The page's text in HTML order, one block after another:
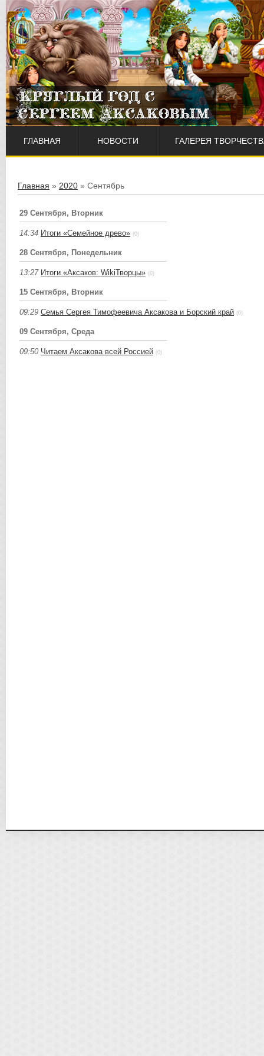
ГЛАВНАЯ НОВОСТИ ГАЛЕРЕЯ
Главная » 2020 » Сентябрь
29 Сентября, Вторник
14:34 Итоги «Семейное древо» (0)
28 Сентября, Понедельник
13:27 Итоги «Аксаков: WikiТворцы» (0)
15 Сентября, Вторник
09:29 Семья Сергея Тимофеевича Аксакова и Борский край (0)
09 Сентября, Среда
09:50 Читаем Аксакова всей Россией (0)